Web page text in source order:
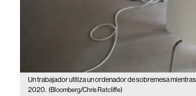
Un trabajador utiliza un ordenador de sobremesa
2020. (Bloomberg/Chris Ratcliffe)